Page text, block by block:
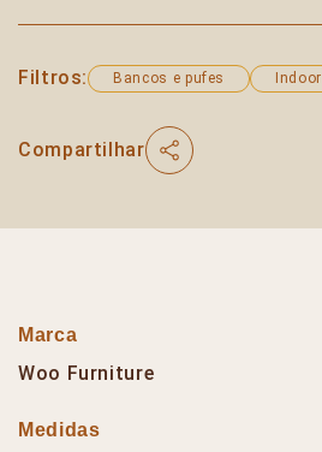
Filtros: Bancos e pufes Indoor
Compartilhar
Marca
Woo Furniture
Medidas